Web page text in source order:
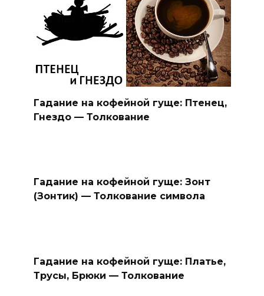
Гадание на кофейной гуще: Птенец,
Гнездо — Толкование
Гадание на кофейной гуще: Зонт
(Зонтик) — Толкование символа
Гадание на кофейной гуще: Платье,
Трусы, Брюки — Толкование